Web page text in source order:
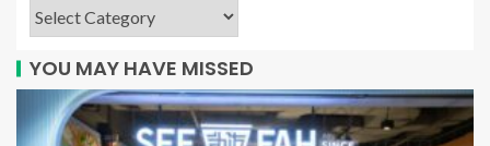
YOU MAY HAVE MISSED